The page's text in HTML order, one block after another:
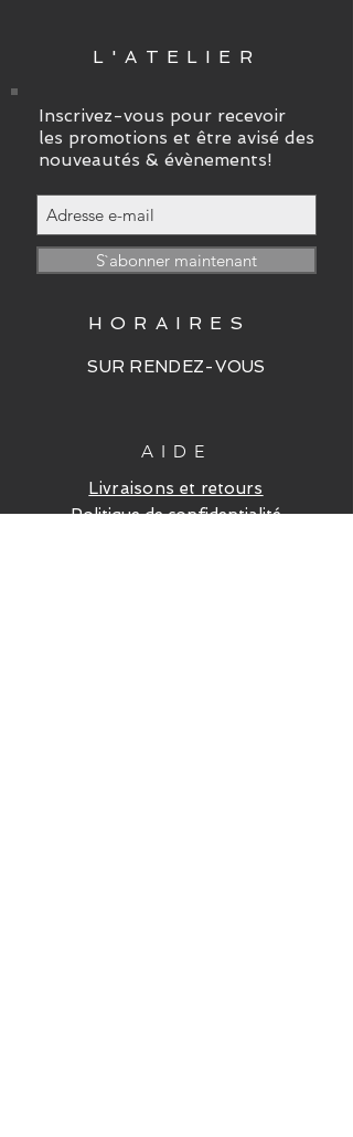
L'ATELIER
Inscrivez-vous pour recevoir
les promotions et être avisé des
nouveautés & évènements!
S`abonner maintenant
HORAIRES
SUR RENDEZ-VOUS
AIDE
Livraisons et retours
Politique de confidentialité